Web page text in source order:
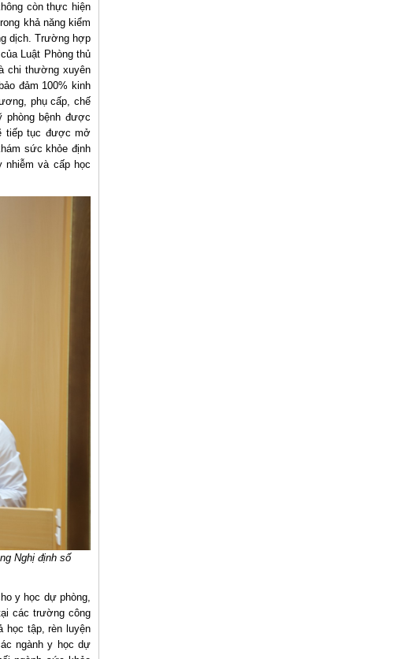
còn thực hiện
khả năng kiểm
dịch. Trường hợp
Luật Phòng thủ
chi thường xuyên
đảm 100% kinh
phụ cấp, chế
phòng bệnh được
tiếp tục được mở
sức khỏe định
nhiễm và cấp học
Nghị định số
y học dự phòng,
các trường công
học tập, rèn luyện
ngành y học dự